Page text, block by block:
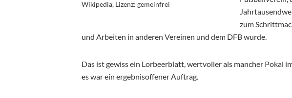
Wikipedia, Lizenz: gemeinfrei
zum
und Arbeiten in anderen Vereinen und dem DFB wurde.
Das ist gewiss ein Lorbeerblatt, wertvoller als mancher Pokal
es war ein ergebnisoffener Auftrag.